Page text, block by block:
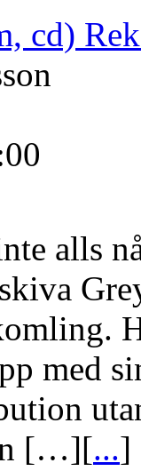
cd)
alls
med
[…][...]